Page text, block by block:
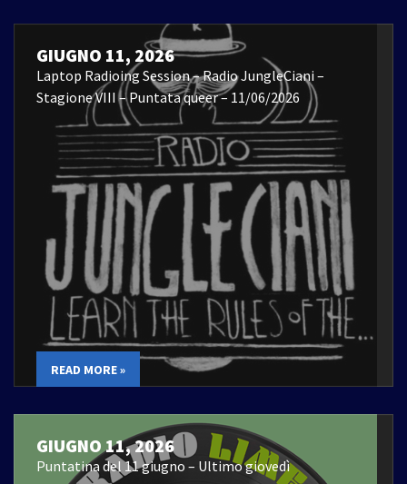
GIUGNO 11, 2026
Laptop Radioing Session – Radio JungleCiani –
Stagione VIII – Puntata queer – 11/06/2026
READ MORE »
GIUGNO 11, 2026
Puntatina del 11 giugno – Ultimo giovedì